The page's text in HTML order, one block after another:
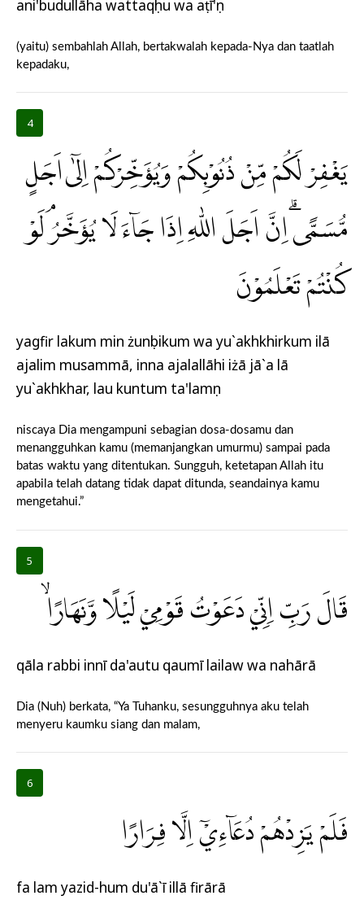
ani'budullāha wattaqụhu wa aṭī'ụn
(yaitu) sembahlah Allah, bertakwalah kepada-Nya dan taatlah
kepadaku,
4
يَغْفِرْ لَكُمْ مِّنْ ذُنُوْبِكُمْ وَيُؤَخِّرْكُمْ اِلٰٓى اَجَلٍ
مُّسَمًّىۗ اِنَّ اَجَلَ اللّٰهِ اِذَا جَاۤءَ لَا يُؤَخَّرُۘ لَوْ
كُنْتُمْ تَعْلَمُوْنَ
yagfir lakum min żunụbikum wa yu`akhkhirkum ilā
ajalim musammā, inna ajalallāhi iżā jā`a lā
yu`akhkhar, lau kuntum ta'lamụn
niscaya Dia mengampuni sebagian dosa-dosamu dan
menangguhkan kamu (memanjangkan umurmu) sampai pada
batas waktu yang ditentukan. Sungguh, ketetapan Allah itu
apabila telah datang tidak dapat ditunda, seandainya kamu
mengetahui.”
5
قَالَ رَبِّ اِنِّيْ دَعَوْتُ قَوْمِيْ لَيْلًا وَّنَهَارًاۙ
qāla rabbi innī da'autu qaumī lailaw wa nahārā
Dia (Nuh) berkata, “Ya Tuhanku, sesungguhnya aku telah
menyeru kaumku siang dan malam,
6
فَلَمْ يَزِدْهُمْ دُعَاۤءِيْٓ اِلَّا فِرَارًا
fa lam yazid-hum du'ā`ī illā firārā